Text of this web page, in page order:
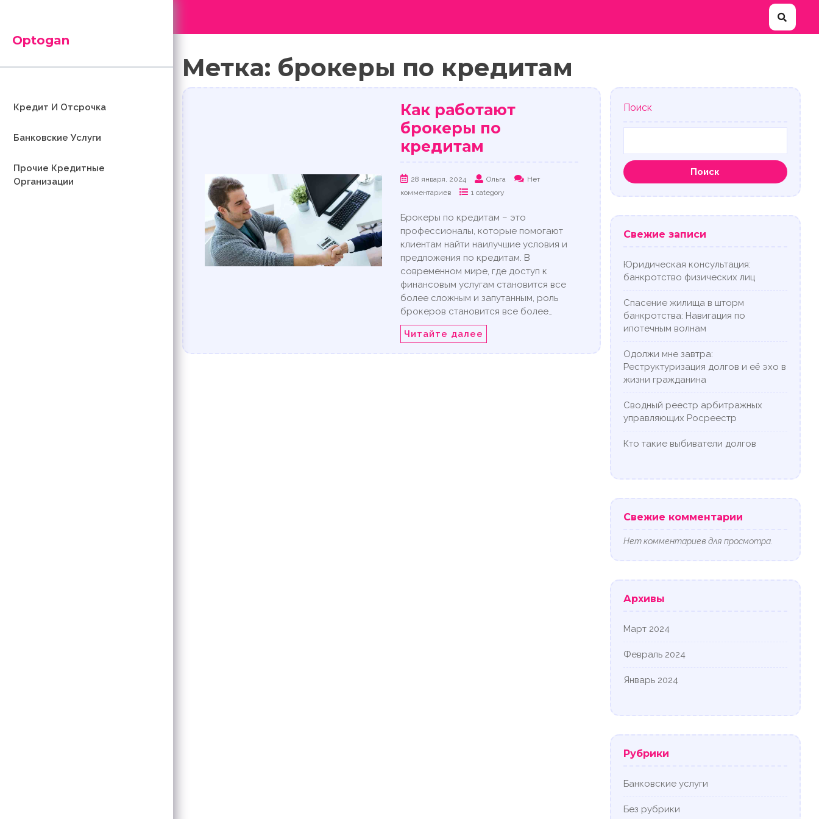
содержимому
Optogan
Кредит И Отсрочка
Банковские Услуги
Прочие Кредитные
Организации
Метка: брокеры по кредитам
Как работают
брокеры по
кредитам
28 января, 2024 Ольга
Нет
комментариев
1 category
Брокеры по кредитам – это
профессионалы, которые помогают
клиентам найти наилучшие условия и
предложения по кредитам. В
современном мире, где доступ к
финансовым услугам становится все
более сложным и запутанным, роль
брокеров становится все более…
Читайте далее
Поиск
Поиск
Свежие записи
Юридическая консультация:
банкротство физических лиц
Спасение жилища в шторм
банкротства: Навигация по
ипотечным волнам
Одолжи мне завтра:
Реструктуризация долгов и её эхо в
жизни гражданина
Сводный реестр арбитражных
управляющих Росреестр
Кто такие выбиватели долгов
Свежие комментарии
Нет комментариев для просмотра.
Архивы
Март 2024
Февраль 2024
Январь 2024
Рубрики
Банковские услуги
Без рубрики